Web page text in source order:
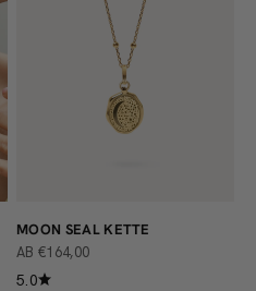
MOON SEAL KETTE
ANGEBOT
AB €164,00
5.0